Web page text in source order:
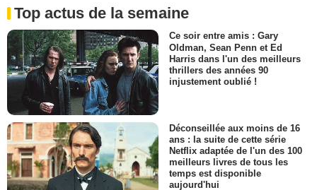
Top actus de la semaine
Ce soir entre amis : Gary
Oldman, Sean Penn et Ed
Harris dans l'un des meilleurs
thrillers des années 90
injustement oublié !
Déconseillée aux moins de 16
ans : la suite de cette série
Netflix adaptée de l'un des 100
meilleurs livres de tous les
temps est disponible
aujourd'hui